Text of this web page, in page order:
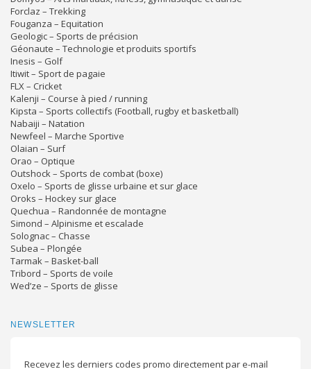
Forclaz – Trekking
Fouganza – Equitation
Geologic – Sports de précision
Géonaute – Technologie et produits sportifs
Inesis – Golf
Itiwit – Sport de pagaie
FLX – Cricket
Kalenji – Course à pied / running
Kipsta – Sports collectifs (Football, rugby et basketball)
Nabaiji – Natation
Newfeel – Marche Sportive
Olaian – Surf
Orao – Optique
Outshock – Sports de combat (boxe)
Oxelo – Sports de glisse urbaine et sur glace
Oroks – Hockey sur glace
Quechua – Randonnée de montagne
Simond – Alpinisme et escalade
Solognac – Chasse
Subea – Plongée
Tarmak – Basket-ball
Tribord – Sports de voile
Wed’ze – Sports de glisse
NEWSLETTER
Recevez les derniers codes promo directement par e-mail